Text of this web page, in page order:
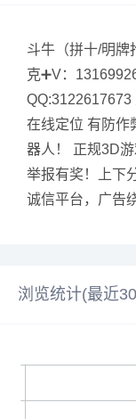
斗牛（拼十/明
克➕V：
在线定位 有防作
器人！ 正规3D
举报有奖！上下
诚信平台，广告
浏览统计(最近